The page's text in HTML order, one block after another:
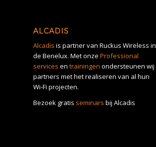
ALCADIS
Alcadis is partner van Ruckus Wireless in
de Benelux. Met onze Professional
services en trainingen ondersteunen wij
partners met het realiseren van al hun
Wi-Fi projecten.
Bezoek gratis seminars bij Alcadis